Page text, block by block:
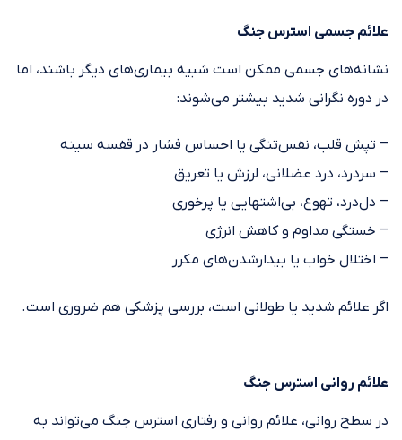
علائم جسمی استرس جنگ
نشانه‌های جسمی ممکن است شبیه بیماری‌های دیگر باشند، اما
در دوره نگرانی شدید بیشتر می‌شوند:
– تپش قلب، نفس‌تنگی یا احساس فشار در قفسه سینه
– سردرد، درد عضلانی، لرزش یا تعریق
– دل‌درد، تهوع، بی‌اشتهایی یا پرخوری
– خستگی مداوم و کاهش انرژی
– اختلال خواب یا بیدارشدن‌های مکرر
اگر علائم شدید یا طولانی است، بررسی پزشکی هم ضروری است.
علائم روانی استرس جنگ
در سطح روانی، علائم روانی و رفتاری استرس جنگ می‌تواند به